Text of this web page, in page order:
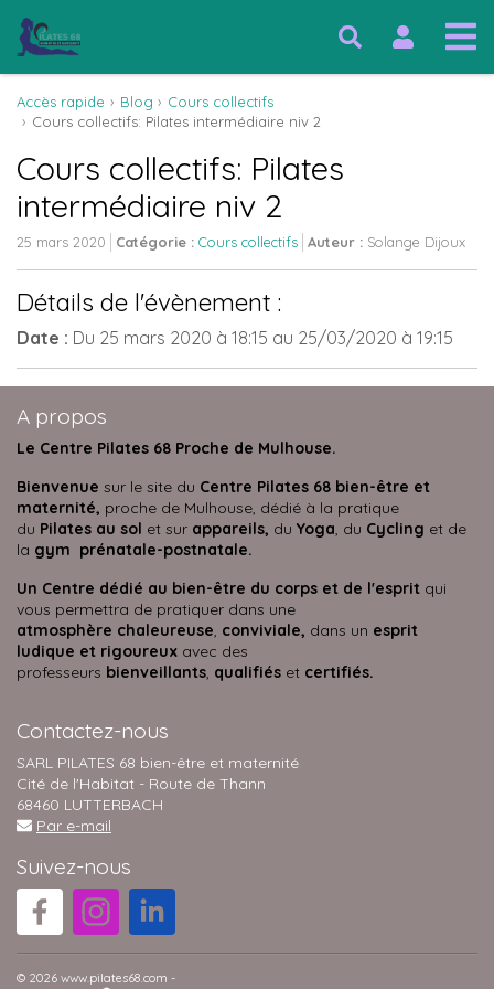
Accès rapide Blog
Cours collectifs
Cours collectifs: Pilates intermédiaire niv 2
Cours collectifs: Pilates
intermédiaire niv 2
25 mars 2020 Catégorie : Cours collectifs Auteur : Solange Dijoux
Détails de l'évènement :
Date : Du 25 mars 2020 à 18:15 au 25/03/2020 à 19:15
A propos
Le Centre Pilates 68 Proche de Mulhouse.
Bienvenue sur le site du Centre Pilates 68 bien-être et
maternité, proche de Mulhouse, dédié à la pratique
du Pilates au sol et sur appareils, du Yoga, du Cycling et de
la gym prénatale-postnatale.
Un Centre dédié au bien-être du corps et de l'esprit qui
vous permettra de pratiquer dans une
atmosphère chaleureuse, conviviale, dans un esprit
ludique et rigoureux avec des
professeurs bienveillants, qualifiés et certifiés.
Contactez-nous
SARL PILATES 68 bien-être et maternité
Cité de l'Habitat - Route de Thann
68460 LUTTERBACH
Par e-mail
Suivez-nous
© 2026 www.pilates68.com -